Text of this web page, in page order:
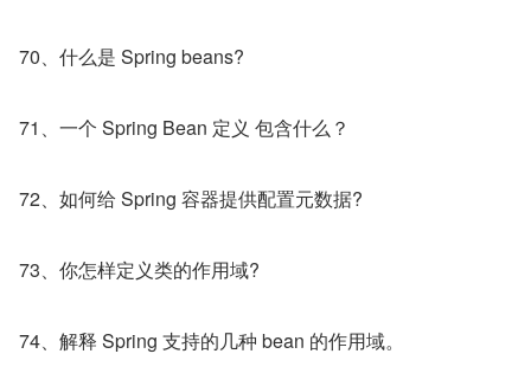
70、什么是 Spring beans?
71、一个 Spring Bean 定义 包含什么？
72、如何给 Spring 容器提供配置元数据?
73、你怎样定义类的作用域?
74、解释 Spring 支持的几种 bean 的作用域。